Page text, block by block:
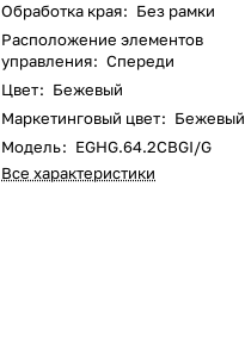
Обработка края: Без рамки
Расположение элементов
управления: Спереди
Цвет: Бежевый
Маркетинговый цвет: Бежевый
Модель: EGHG.64.2CBGI/G
Все характеристики